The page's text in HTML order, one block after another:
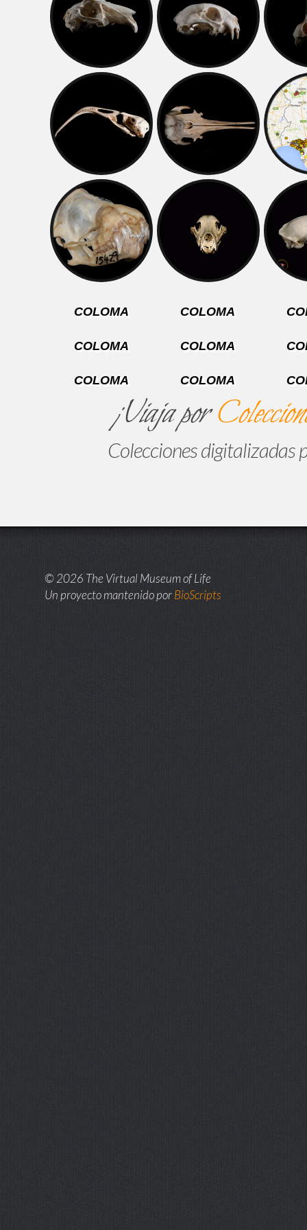
COLOMA COLOMA
COLOMA COLOMA
COLOMA COLOMA
¡Viaja por
Colecciones digitalizadas
© 2026 The Virtual Museum of Life
Un proyecto mantenido porBioScripts